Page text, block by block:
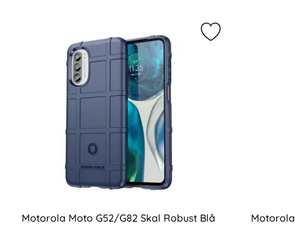
Motorola Moto G52/G82 Skal Robust Blå
Markera